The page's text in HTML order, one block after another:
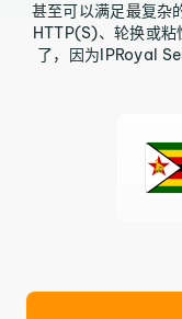
甚至可以满足最复杂
HTTP(S)、轮换或粘
了，因为IPRoyal